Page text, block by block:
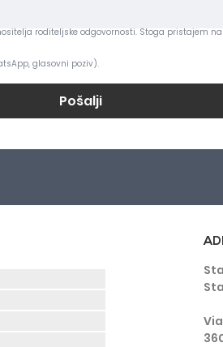
roditeljske odgovornosti. Stoga pristajem na
glasovni poziv).
Pošalji